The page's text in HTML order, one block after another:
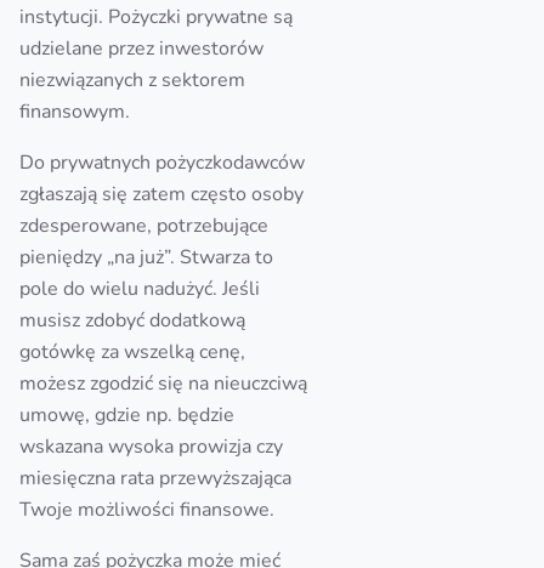
instytucji. Pożyczki prywatne są
udzielane przez inwestorów
niezwiązanych z sektorem
finansowym.
Do prywatnych pożyczkodawców
zgłaszają się zatem często osoby
zdesperowane, potrzebujące
pieniędzy „na już”. Stwarza to
pole do wielu nadużyć. Jeśli
musisz zdobyć dodatkową
gotówkę za wszelką cenę,
możesz zgodzić się na nieuczciwą
umowę, gdzie np. będzie
wskazana wysoka prowizja czy
miesięczna rata przewyższająca
Twoje możliwości finansowe.
Sama zaś pożyczka może mieć